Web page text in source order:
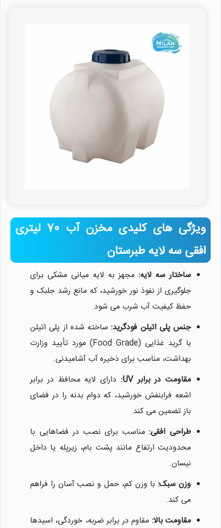
ویژگی های کلیدی مخزن آب 70 لیتری
افقی سه لایه طبرستان
ساختار سه لایه: مجهز به لایه میانی مشکی برای
جلوگیری از نفوذ نور خورشید، که مانع رشد جلبک و
حفظ کیفیت آب شرب می شود.
جنس پلی اتیلن فودگرید:ساخته شده از پلی اتیلن
با گرید غذایی (Food Grade) مورد تأیید وزارت
بهداشت، مناسب برای ذخیره آب آشامیدنی.
مقاومت در برابر UV:
دارای لایه محافظ در برابر
اشعه فرابنفش خورشید، که دوام بدنه را در فضای
باز تضمین می کند.
طراحی افقی:مناسب برای نصب در فضاهایی با
محدودیت ارتفاع مانند پشت بام، زیرپله یا داخل
نیسان.
وزن سبک:با وزن کم، حمل و نصب آسان را فراهم
می کند.
مقاومت بالا: مقاوم در برابر ضربه، خوردگی، اسیدها